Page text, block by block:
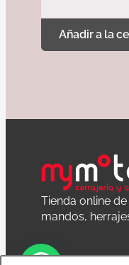
Añadir a la
Tienda online
mandos,